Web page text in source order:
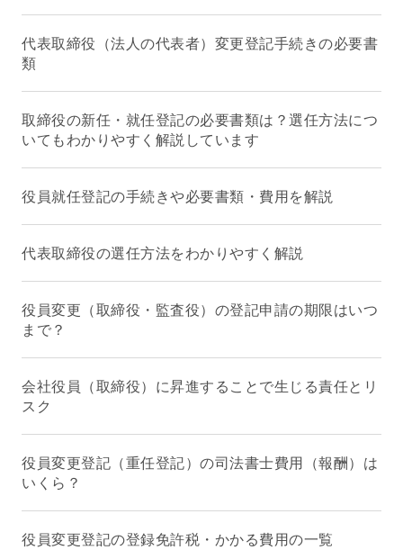
代表取締役（法人の代表者）変更登記手続きの必要書
類
取締役の新任・就任登記の必要書類は？選任方法につ
いてもわかりやすく解説しています
役員就任登記の手続きや必要書類・費用を解説
代表取締役の選任方法をわかりやすく解説
役員変更（取締役・監査役）の登記申請の期限はいつ
まで？
会社役員（取締役）に昇進することで生じる責任とリ
スク
役員変更登記（重任登記）の司法書士費用（報酬）は
いくら？
役員変更登記の登録免許税・かかる費用の一覧